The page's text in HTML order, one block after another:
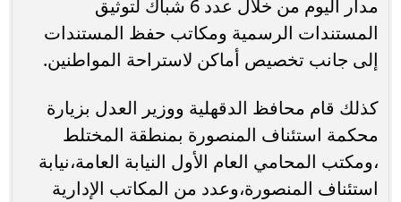
مدار اليوم من خلال عدد 6 شباك لتوثيق
المستندات الرسمية ومكاتب حفظ المستندات
إلى جانب تخصيص أماكن لاستراحة المواطنين.
كذلك قام محافظ الدقهلية ووزير العدل بزيارة
محكمة استئناف المنصورة بمنطقة المختلط
،ومكتب المحامي العام الأول النيابة العامة،نيابة
استئناف المنصورة،وعدد من المكاتب الإدارية